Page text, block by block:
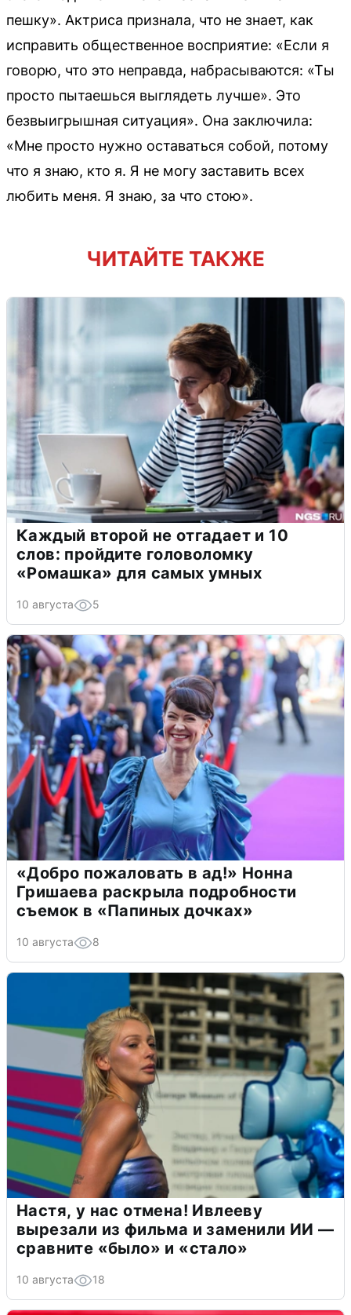
пешку». Актриса признала, что не знает, как
исправить общественное восприятие: «Если я
говорю, что это неправда, набрасываются: «Ты
просто пытаешься выглядеть лучше». Это
безвыигрышная ситуация». Она заключила:
«Мне просто нужно оставаться собой, потому
что я знаю, кто я. Я не могу заставить всех
любить меня. Я знаю, за что стою».
ЧИТАЙТЕ ТАКЖЕ
Каждый второй не отгадает и 10
слов: пройдите головоломку
«Ромашка» для самых умных
10 августа 5
«Добро пожаловать в ад!» Нонна
Гришаева раскрыла подробности
съемок в «Папиных дочках»
10 августа 8
Настя, у нас отмена! Ивлееву
вырезали из фильма и заменили ИИ —
сравните «было» и «стало»
10 августа 18